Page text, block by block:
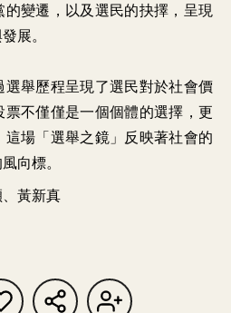
變遷，以及選民的抉擇，呈現
展。
舉歷程呈現了選民對於社會價
不僅僅是一個個體的選擇，更
場「選舉之鏡」反映著社會的
向標。
黃新真